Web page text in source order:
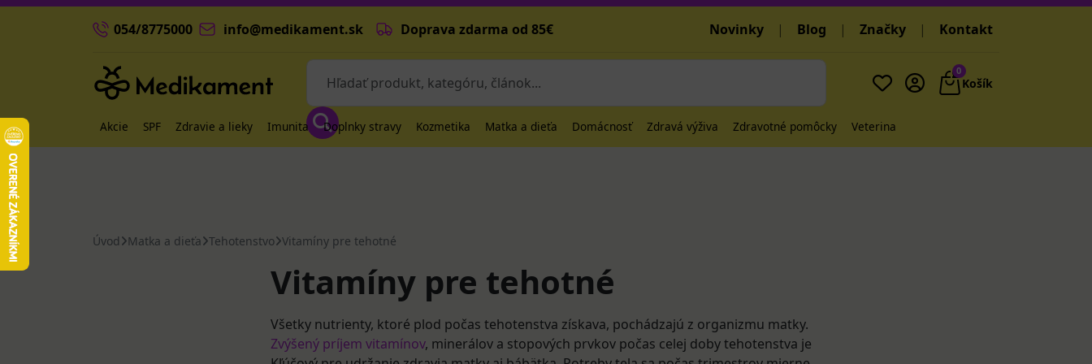
054/8775000 info@medikament.sk Doprava zdarma od 85€ Novinky | Blog | Značky | Kontakt
0
Košík
Akcie SPF Zdravie a lieky Imunita Doplnky stravy Kozmetika Matka a dieťa Domácnosť Zdravá výživa Zdravotné pomôcky Veterina
Úvod Matka a dieťa Tehotenstvo Vitamíny pre tehotné
Vitamíny pre tehotné
Všetky nutrienty, ktoré plod počas tehotenstva získava, pochádzajú z organizmu matky.
Zvýšený príjem vitamínov, minerálov a stopových prvkov počas celej doby tehotenstva je